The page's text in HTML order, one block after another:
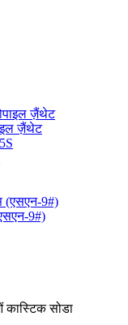
ज़ैंथेट
9#)